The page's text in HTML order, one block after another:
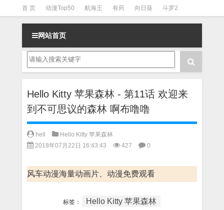
首 页 动漫Top50 航海王 有药 向日葵 斗罗2
斗罗3 火影 一拳超人 柯南 阴阳师 节目清单
网站首页
Hello Kitty 苹果森林 - 第11话 欢迎来
到不可思议的森林 啊布噜噜
hell
Hello Kitty 苹果森林
2018年07月22日 16:43:43
427 0
风车动漫海量动画片、动漫免费观看
标签： Hello Kitty 苹果森林